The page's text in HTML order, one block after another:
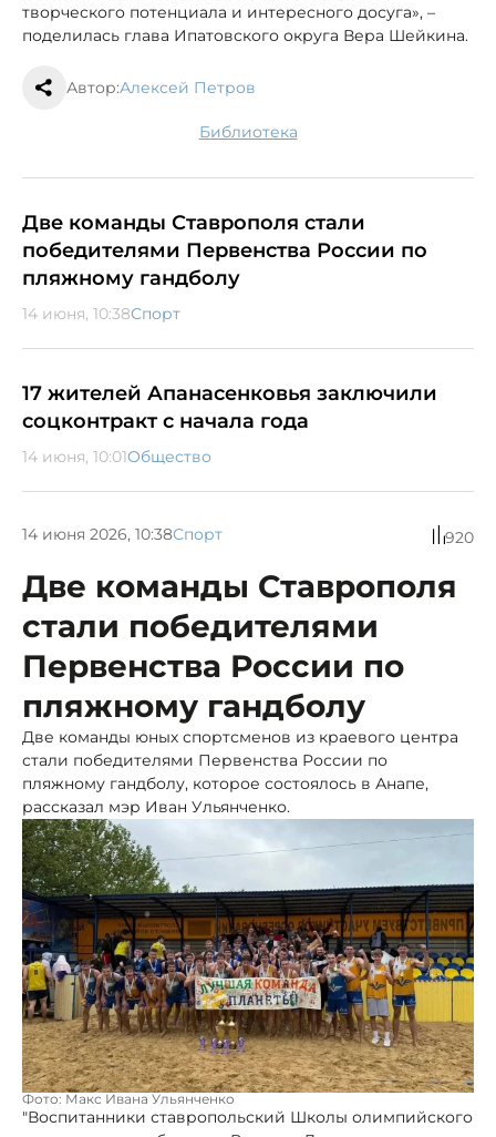
творческого потенциала и интересного досуга», –
поделилась глава Ипатовского округа Вера Шейкина.
Автор:Алексей Петров
библиотека
Две команды Ставрополя стали
победителями Первенства России по
пляжному гандболу
14 июня, 10:38Спорт
17 жителей Апанасенковья заключили
соцконтракт с начала года
14 июня, 10:01Общество
14 июня 2026, 10:38Спорт 920
Две команды Ставрополя
стали победителями
Первенства России по
пляжному гандболу
Две команды юных спортсменов из краевого центра
стали победителями Первенства России по
пляжному гандболу, которое состоялось в Анапе,
рассказал мэр Иван Ульянченко.
Фото: Макс Ивана Ульянченко
"Воспитанники ставропольский Школы олимпийского